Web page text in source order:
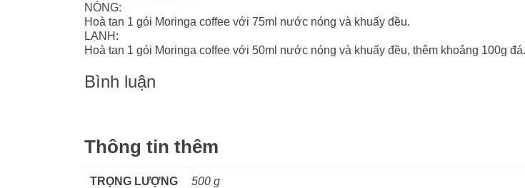
NÓNG:
Hoà tan 1 gói Moringa coffee với 75ml nước nóng và khuấy đều.
LẠNH:
Hoà tan 1 gói Moringa coffee với 50ml nước nóng và khuấy đều, thêm khoảng 100g đá.
Bình luận
Thông tin thêm
TRỌNG LƯỢNG 500 g